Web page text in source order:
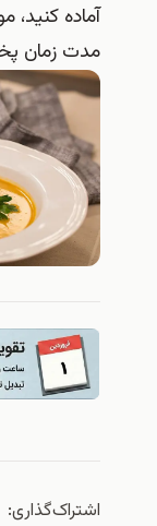
آماده کنید،
مدت زمان پخت حدود ۴۰
اشتراک‌گذاری: